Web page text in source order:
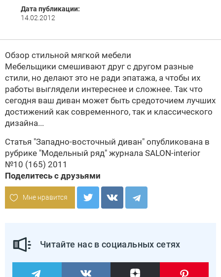
Дата публикации:
14.02.2012
Обзор стильной мягкой мебели
Мебельщики смешивают друг с другом разные
стили, но делают это не ради эпатажа, а чтобы их
работы выглядели интереснее и сложнее. Так что
сегодня ваш диван может быть средоточием лучших
достижений как современного, так и классического
дизайна...
Статья "Западно-восточный диван" опубликована в
рубрике "Модельный ряд" журнала SALON-interior
№10 (165) 2011
Поделитесь с друзьями
Мне нравится
Читайте нас в социальных сетях